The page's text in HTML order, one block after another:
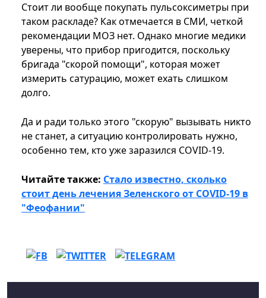
Стоит ли вообще покупать пульсоксиметры при
таком раскладе? Как отмечается в СМИ, четкой
рекомендации МОЗ нет. Однако многие медики
уверены, что прибор пригодится, поскольку
бригада "скорой помощи", которая может
измерить сатурацию, может ехать слишком
долго.
Да и ради только этого "скорую" вызывать никто
не станет, а ситуацию контролировать нужно,
особенно тем, кто уже заразился COVID-19.
Читайте также: Стало известно, сколько
стоит день лечения Зеленского от COVID-19 в
"Феофании"